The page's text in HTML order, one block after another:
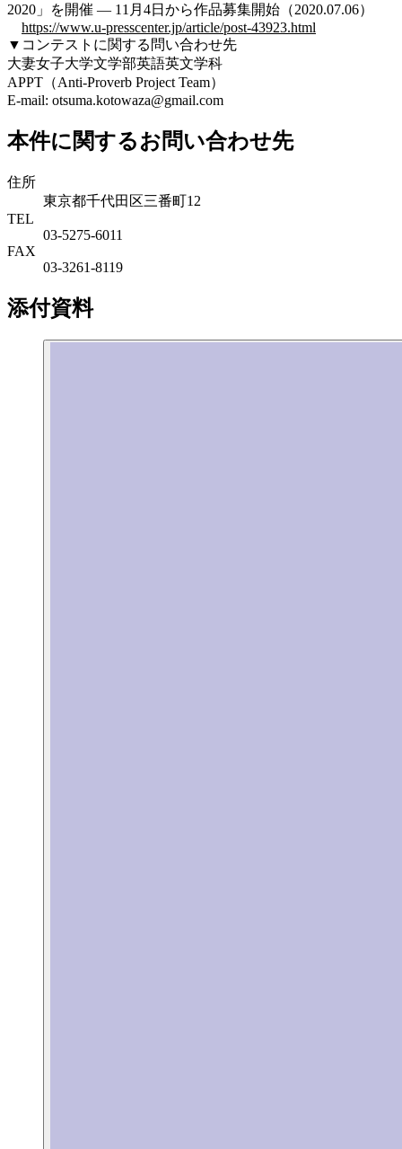
2020」を開催 — 11月4日から作品募集開始（2020.07.06）
https://www.u-presscenter.jp/article/post-43923.html
▼コンテストに関する問い合わせ先
大妻女子大学文学部英語英文学科
APPT（Anti-Proverb Project Team）
E-mail: otsuma.kotowaza@gmail.com
本件に関するお問い合わせ先
住所
東京都千代田区三番町12
TEL
03-5275-6011
FAX
03-3261-8119
添付資料